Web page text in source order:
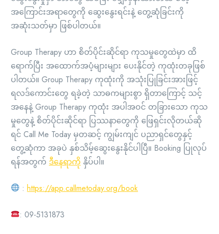
အကြောင်းအရာတွေကို ဆွေးနွေးရင်းနဲ့ တွေ့ဆုံခြင်းကို
အဆုံးသတ်မှာ ဖြစ်ပါတယ်။
Group Therapy ဟာ စိတ်ပိုင်းဆိုင်ရာ ကုသမှုတွေထဲမှာ ထိ
ရောက်ပြီး အထောက်အပံ့များများ ပေးနိုင်တဲ့ ကုထုံးတခုဖြစ်
ပါတယ်။ Group Therapy ကုထုံးကို အသုံးပြုခြင်းအားဖြင့်
ရလဒ်ကောင်းတွေ ရခဲ့တဲ့ သာဓကများစွာ ရှိတာကြောင့် သင့်
အနေနဲ့ Group Therapy ကုထုံး အပါအဝင် တခြားသော ကုသ
မှုတွေနဲ့ စိတ်ပိုင်းဆိုင်ရာ ပြဿနာတွေကို ဖြေရှင်းလိုတယ်ဆို
ရင် Call Me Today မှတဆင့် ကျွမ်းကျင် ပညာရှင်တွေနှင့်
တွေ့ဆုံကာ အခုပဲ နှစ်သိမ့်ဆွေးနွေးနိုင်ပါပြီ။ Booking ပြုလုပ်
ရန်အတွက် ဒီနေရာကို နှိပ်ပါ။
:https://app.callmetoday.org/book
: 09-5131873